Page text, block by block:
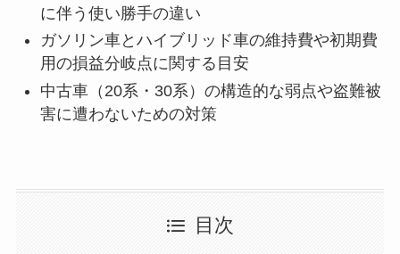
に伴う使い勝手の違い
ガソリン車とハイブリッド車の維持費や初期費
用の損益分岐点に関する目安
中古車（20系・30系）の構造的な弱点や盗難被
害に遭わないための対策
目次